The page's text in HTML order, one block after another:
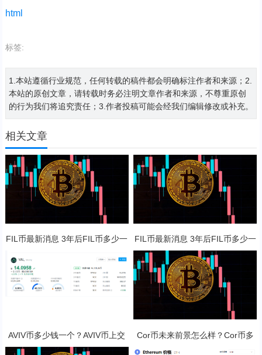
html
标签:
1.本站遵循行业规范，任何转载的稿件都会明确标注作者和来源；2.
本站的原创文章，请转载时务必注明文章作者和来源，不尊重原创
的行为我们将追究责任；3.作者投稿可能会经我们编辑修改或补充。
相关文章
FIL币最新消息 3年后FIL币多少一
FIL币最新消息 3年后FIL币多少一
只？
AVIV币多少钱一个？AVIV币上交
易所了吗？
Cor币未来前景怎么样？Cor币多